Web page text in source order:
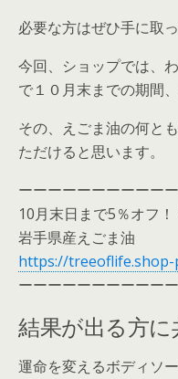
必要な方はぜひ手に取
今回、ショップでは、
で１０月末までの期間
その、えごま油の何と
ただけると思います。
ーーーーーーーーーー
10月末日まで5％オフ！
岩手県産えごま油
https://treeoflife.shop-
ーーーーーーーーーー
結果が出る方
運命を変えるボディソ